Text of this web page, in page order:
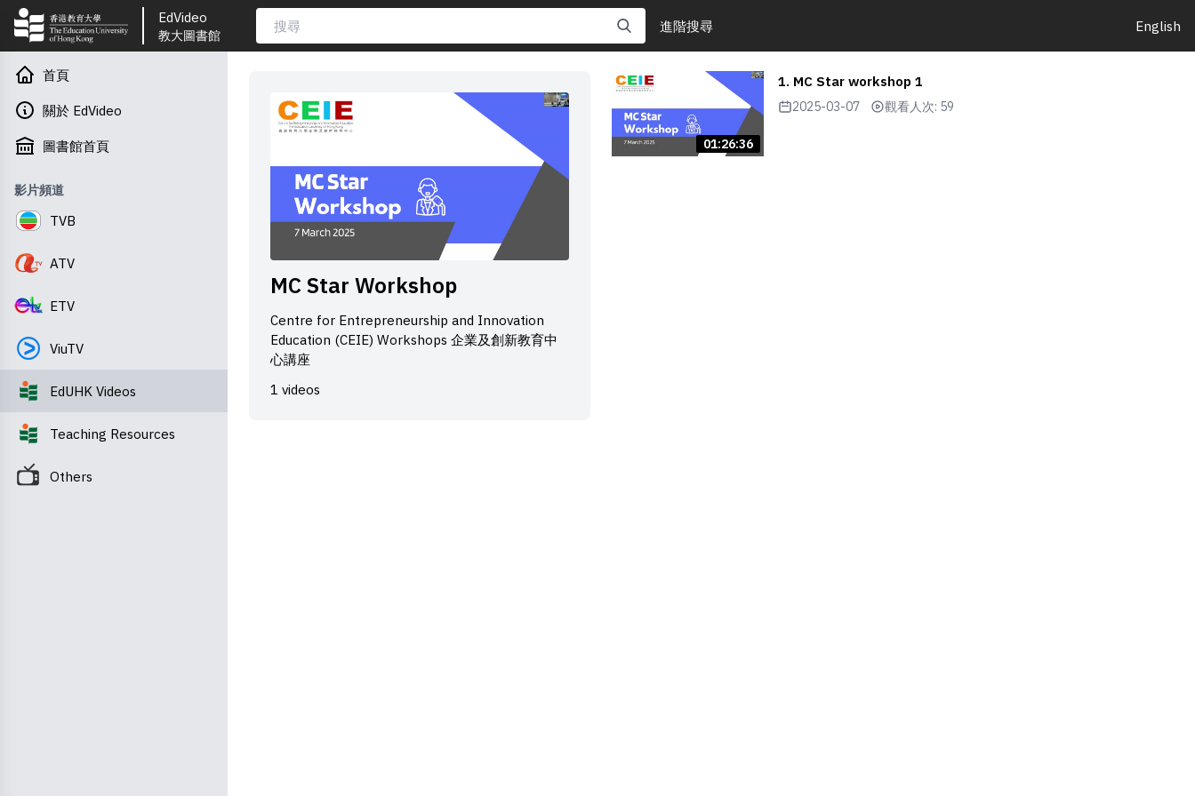
EdVideo
教大圖書館
進階搜尋 English
MC Star Workshop
Centre for Entrepreneurship and Innovation
Education (CEIE) Workshops 企業及創新教育中
心講座
1 videos
01:26:36
1. MC Star workshop 1
2025-03-07 觀看人次: 59
首頁
關於 EdVideo
圖書館首頁
影片頻道
TVB
ATV
ETV
ViuTV
EdUHK Videos
Teaching Resources
Others